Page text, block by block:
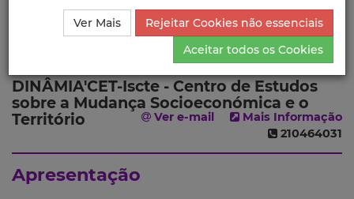
Ciência_Iscte Escolas
Escola de Ciências Sociais e
Humanas
DINÂMIA'CET-Iscte - Centro de Estudos
sobre a Mudança Socioeconómica e o Território
DINÂMIA'CET-Iscte - Centro de Estudos
sobre a Mudança Socioeconómica e o
Território
Mais Informação
Ver e-mail
210464031
Apresentação
Ver Mais
Rejeitar Cookies não essenciais
Aceitar todos os Cookies